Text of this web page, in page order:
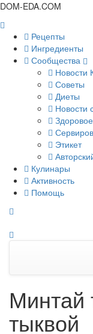
DOM-EDA.COM
Рецепты
Ингредиенты
Сообщества
Новости
Советы
Диеты
Новости
Этикет
Кулинары
Активность
Помощь
Минтай
тыквой